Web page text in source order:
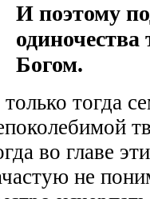
И поэтому
Богом.
тогда
во главе
не